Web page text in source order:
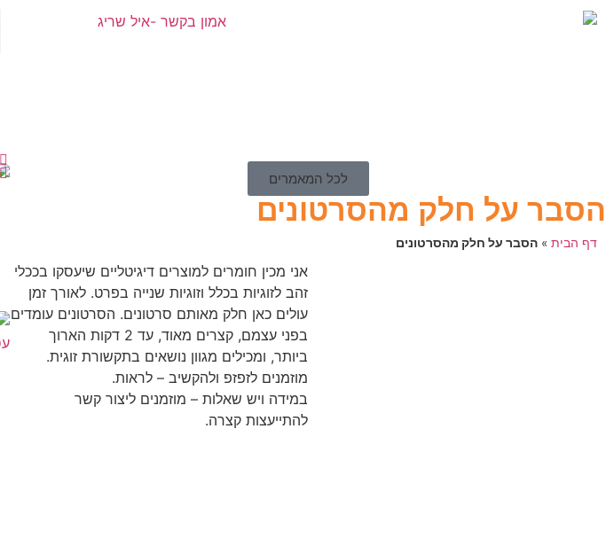
לכל המאמרים
הסבר על חלק מהסרטונים
דף הבית » הסבר על חלק מהסרטונים
אני מכין חומרים למוצרים דיגיטליים שיעסקו בככלי
זהב לזוגיות בכלל וזוגיות שנייה בפרט. לאורך זמן
עולים כאן חלק מאותם סרטונים. הסרטונים עומדים
בפני עצמם, קצרים מאוד, עד 2 דקות הארוך
ביותר, ומכילים מגוון נושאים בתקשורת זוגית.
מוזמנים לזפזפ ולהקשיב – לראות.
במידה ויש שאלות – מוזמנים ליצור קשר
להתייעצות קצרה.